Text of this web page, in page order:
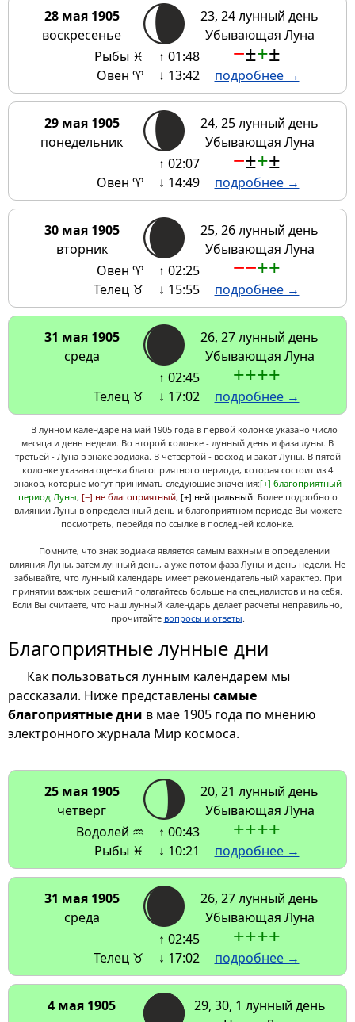
28 мая 1905
воскресенье
23, 24 лунный день
Убывающая Луна
Рыбы ♓
Овен ♈
↑ 01:48
↓ 13:42
−±+±
подробнее →
29 мая 1905
понедельник
24, 25 лунный день
Убывающая Луна
Овен ♈
↑ 02:07
↓ 14:49
−±+±
подробнее →
30 мая 1905
вторник
25, 26 лунный день
Убывающая Луна
Овен ♈
Телец ♉
↑ 02:25
↓ 15:55
−−++
подробнее →
31 мая 1905
среда
26, 27 лунный день
Убывающая Луна
Телец ♉
↑ 02:45
↓ 17:02
++++
подробнее →
В лунном календаре на май 1905 года в первой колонке указано число
месяца и день недели. Во второй колонке - лунный день и фаза луны. В
третьей - Луна в знаке зодиака. В четвертой - восход и закат Луны. В пятой
колонке указана оценка благоприятного периода, которая состоит из 4
знаков, которые могут принимать следующие значения:[+] благоприятный
период Луны, [−] не благоприятный, [±] нейтральный. Более подробно о
влиянии Луны в определенный день и благоприятном периоде Вы можете
посмотреть, перейдя по ссылке в последней колонке.
Помните, что знак зодиака является самым важным в определении
влияния Луны, затем лунный день, а уже потом фаза Луны и день недели. Не
забывайте, что лунный календарь имеет рекомендательный характер. При
принятии важных решений полагайтесь больше на специалистов и на себя.
Если Вы считаете, что наш лунный календарь делает расчеты неправильно,
прочитайте вопросы и ответы
Благоприятные лунные дни
Как пользоваться лунным календарем мы
рассказали. Ниже представленысамые
благоприятные дни в мае 1905 года по мнению
электронного журнала Мир космоса.
25 мая 1905
четверг
20, 21 лунный день
Убывающая Луна
Водолей ♒
Рыбы ♓
↑ 00:43
↓ 10:21
++++
подробнее →
31 мая 1905
среда
26, 27 лунный день
Убывающая Луна
Телец ♉
↑ 02:45
↓ 17:02
++++
подробнее →
4 мая 1905
29, 30, 1 лунный день